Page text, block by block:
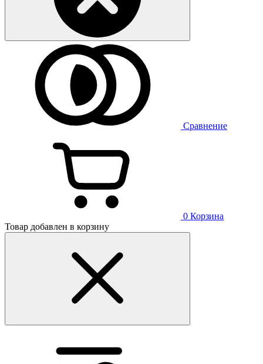
Сравнение
0 Корзина
Товар добавлен в корзину